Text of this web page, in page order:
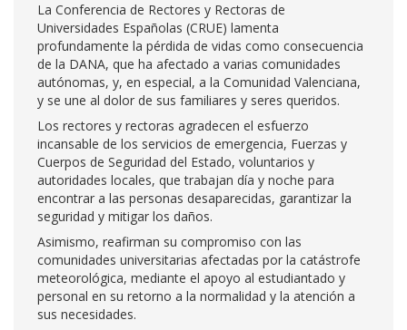
La Conferencia de Rectores y Rectoras de
Universidades Españolas (CRUE) lamenta
profundamente la pérdida de vidas como consecuencia
de la DANA, que ha afectado a varias comunidades
autónomas, y, en especial, a la Comunidad Valenciana,
y se une al dolor de sus familiares y seres queridos.
Los rectores y rectoras agradecen el esfuerzo
incansable de los servicios de emergencia, Fuerzas y
Cuerpos de Seguridad del Estado, voluntarios y
autoridades locales, que trabajan día y noche para
encontrar a las personas desaparecidas, garantizar la
seguridad y mitigar los daños.
Asimismo, reafirman su compromiso con las
comunidades universitarias afectadas por la catástrofe
meteorológica, mediante el apoyo al estudiantado y
personal en su retorno a la normalidad y la atención a
sus necesidades.